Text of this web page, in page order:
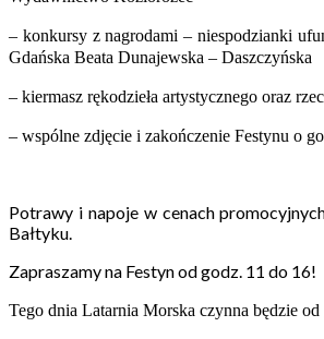
– konkursy z nagrodami – niespodzianki
Gdańska Beata Dunajewska – Daszczyńska
– kiermasz rękodzieła artystycznego oraz
– wspólne zdjęcie i zakończenie Festynu o
Potrawy i napoje w cenach
Bałtyku.
Zapraszamy na Festyn od godz. 11 do 16!
Tego dnia Latarnia Morska czynna będzie